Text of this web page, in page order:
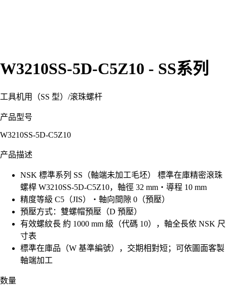
W3210SS-5D-C5Z10 - SS系列
工具机用（SS 型） /滚珠螺杆
产品型号
W3210SS-5D-C5Z10
产品描述
NSK 標準系列 SS（軸端未加工毛坯） 標準在庫精密滾珠
螺桿 W3210SS-5D-C5Z10，軸徑 32 mm・導程 10 mm
精度等級 C5（JIS）・軸向間隙 0（預壓）
預壓方式：雙螺帽預壓（D 預壓）
有效螺紋長 約 1000 mm 級（代碼 10），軸全長依 NSK 尺
寸表
標準在庫品（W 基準編號），交期相對短；可依圖面客製
軸端加工
数量